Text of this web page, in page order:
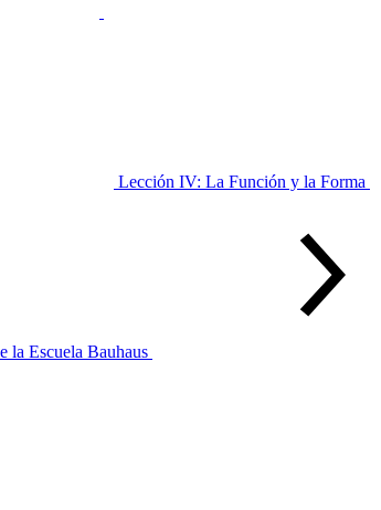
Lección IV: La Función y la Forma
la Escuela Bauhaus